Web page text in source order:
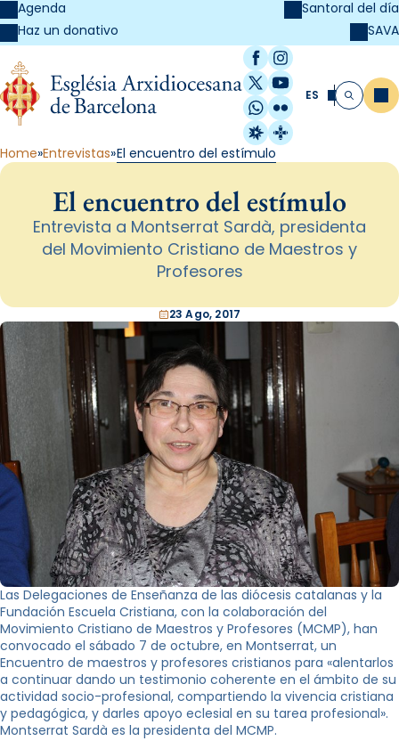
Agenda
Haz un donativo
Santoral del día
SAVA
Facebook
Instagram
X / Twitter
YouTube
WhatsApp
Flickr
Radio Estel
Catalunya
ES Buscar
Home Entrevistas El encuentro del estímulo
El encuentro del estímulo
Entrevista a Montserrat Sardà, presidenta
del Movimiento Cristiano de Maestros y
Profesores
23 Ago, 2017
Las Delegaciones de Enseñanza de las diócesis catalanas y la
Fundación Escuela Cristiana, con la colaboración del
Movimiento Cristiano de Maestros y Profesores (MCMP), han
convocado el sábado 7 de octubre, en Montserrat, un
Encuentro de maestros y profesores cristianos para «alentarlos
a continuar dando un testimonio coherente en el ámbito de su
actividad socio-profesional, compartiendo la vivencia cristiana
y pedagógica, y darles apoyo eclesial en su tarea profesional».
Montserrat Sardà es la presidenta del MCMP.